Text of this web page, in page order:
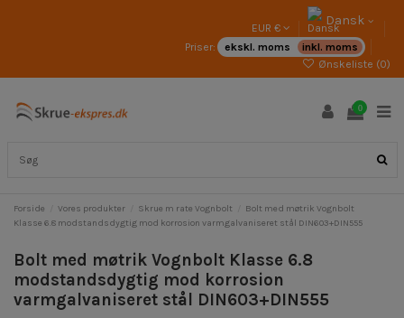
EUR € Dansk
Priser: ekskl. moms
inkl. moms
Ønskeliste (0)
0
Forside Vores produkter Skrue m rate Vognbolt
Bolt med møtrik Vognbolt
Klasse 6.8 modstandsdygtig mod korrosion varmgalvaniseret stål DIN603+DIN555
Bolt med møtrik Vognbolt Klasse 6.8
modstandsdygtig mod korrosion
varmgalvaniseret stål DIN603+DIN555